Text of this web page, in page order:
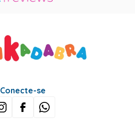
Conecte-se